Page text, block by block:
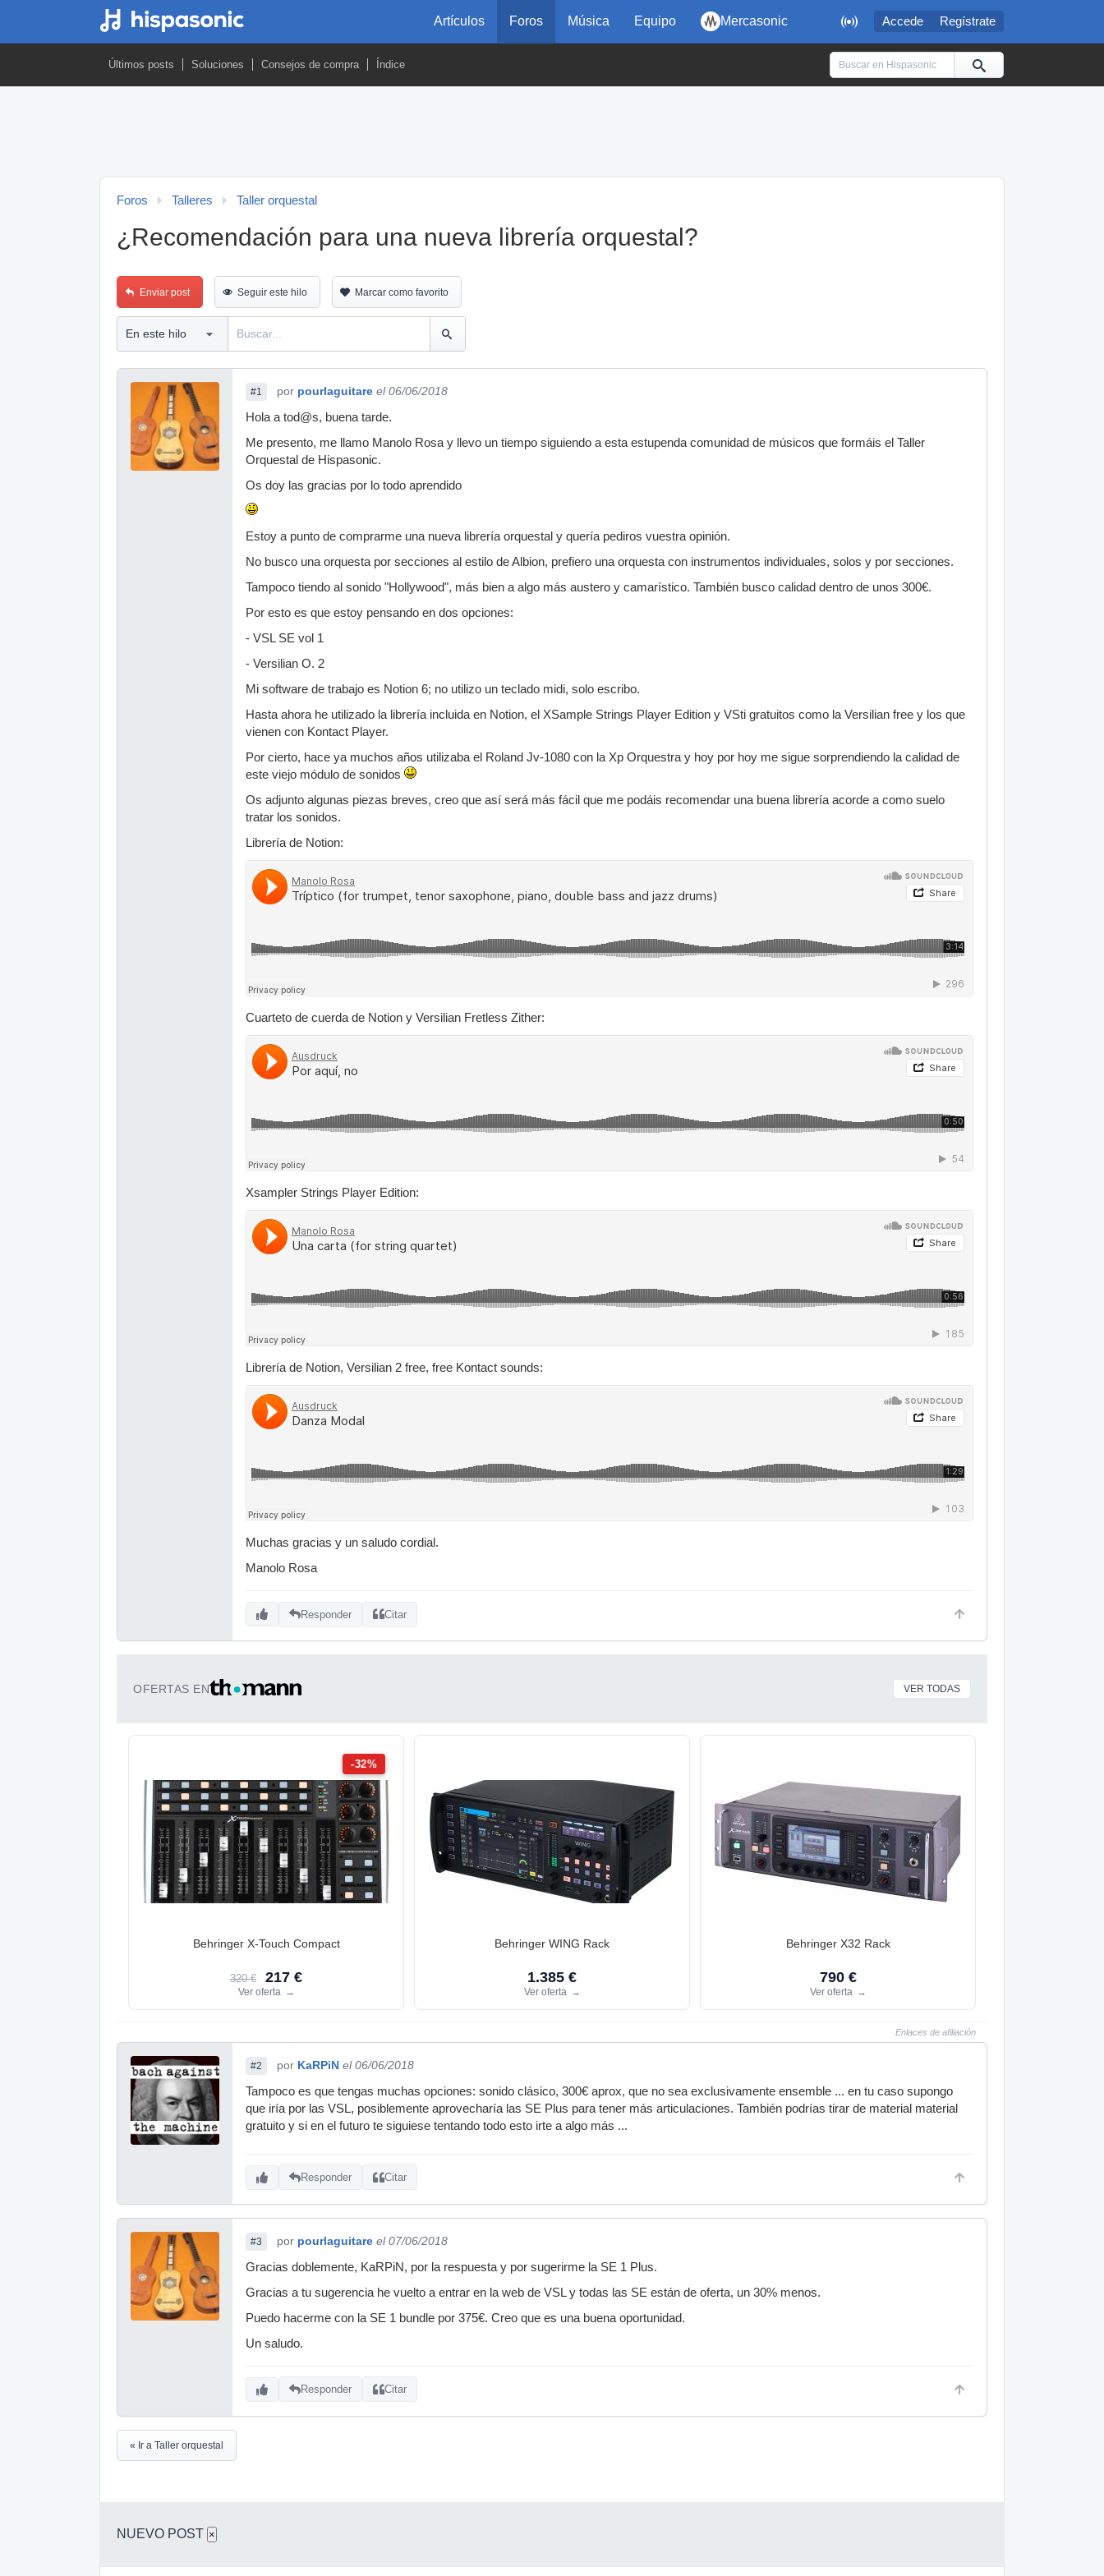
 Accede Regístrate
Artículos Foros Música Equipo Mercasonic
Últimos posts Soluciones Consejos de compra Índice
Foros Talleres Taller orquestal
¿Recomendación para una nueva librería orquestal?
Enviar post Seguir este hilo Marcar como favorito
#1 por pourlaguitare el 06/06/2018
Hola a tod@s, buena tarde.
Me presento, me llamo Manolo Rosa y llevo un tiempo siguiendo a esta estupenda comunidad de músicos que formáis el Taller
Orquestal de Hispasonic.
Os doy las gracias por lo todo aprendido
Estoy a punto de comprarme una nueva librería orquestal y quería pediros vuestra opinión.
No busco una orquesta por secciones al estilo de Albion, prefiero una orquesta con instrumentos individuales, solos y por secciones.
Tampoco tiendo al sonido "Hollywood", más bien a algo más austero y camarístico. También busco calidad dentro de unos 300€.
Por esto es que estoy pensando en dos opciones:
- VSL SE vol 1
- Versilian O. 2
Mi software de trabajo es Notion 6; no utilizo un teclado midi, solo escribo.
Hasta ahora he utilizado la librería incluida en Notion, el XSample Strings Player Edition y VSti gratuitos como la Versilian free y los que
vienen con Kontact Player.
Por cierto, hace ya muchos años utilizaba el Roland Jv-1080 con la Xp Orquestra y hoy por hoy me sigue sorprendiendo la calidad de
este viejo módulo de sonidos
Os adjunto algunas piezas breves, creo que así será más fácil que me podáis recomendar una buena librería acorde a como suelo
tratar los sonidos.
Librería de Notion:
Cuarteto de cuerda de Notion y Versilian Fretless Zither:
Xsampler Strings Player Edition:
Librería de Notion, Versilian 2 free, free Kontact sounds:
Muchas gracias y un saludo cordial.
Manolo Rosa
Responder Citar
OFERTAS EN VER TODAS
-32%
Behringer X-Touch Compact
320 € 217 €
Ver oferta →
Behringer WING Rack
1.385 €
Ver oferta →
Behringer X32 Rack
790 €
Ver oferta →
Enlaces de afiliación
#2 por KaRPiN el 06/06/2018
Tampoco es que tengas muchas opciones: sonido clásico, 300€ aprox, que no sea exclusivamente ensemble ... en tu caso supongo
que iría por las VSL, posiblemente aprovecharía las SE Plus para tener más articulaciones. También podrías tirar de material material
gratuito y si en el futuro te siguiese tentando todo esto irte a algo más ...
Responder Citar
#3 por pourlaguitare el 07/06/2018
Gracias doblemente, KaRPiN, por la respuesta y por sugerirme la SE 1 Plus.
Gracias a tu sugerencia he vuelto a entrar en la web de VSL y todas las SE están de oferta, un 30% menos.
Puedo hacerme con la SE 1 bundle por 375€. Creo que es una buena oportunidad.
Un saludo.
Responder Citar
« Ir a Taller orquestal
NUEVO POST ×